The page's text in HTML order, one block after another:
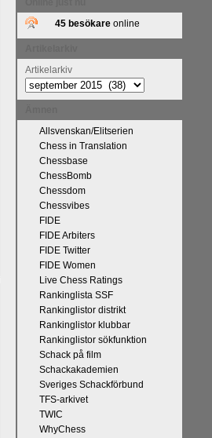
45 besökareonline
Artikelarkiv
Allsvenskan/Elitserien
Chess in Translation
Chessbase
ChessBomb
Chessdom
Chessvibes
FIDE
FIDE Arbiters
FIDE Twitter
FIDE Women
Live Chess Ratings
Rankinglista SSF
Rankinglistor distrikt
Rankinglistor klubbar
Rankinglistor sökfunktion
Schack på film
Schackakademien
Sveriges Schackförbund
TFS-arkivet
TWIC
WhyChess